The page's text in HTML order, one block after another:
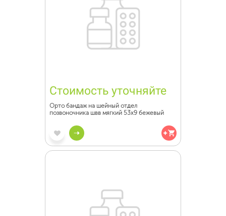
Стоимость уточняйте
Орто бандаж на шейный отдел
позвоночника швв мягкий 53х9 бежевый